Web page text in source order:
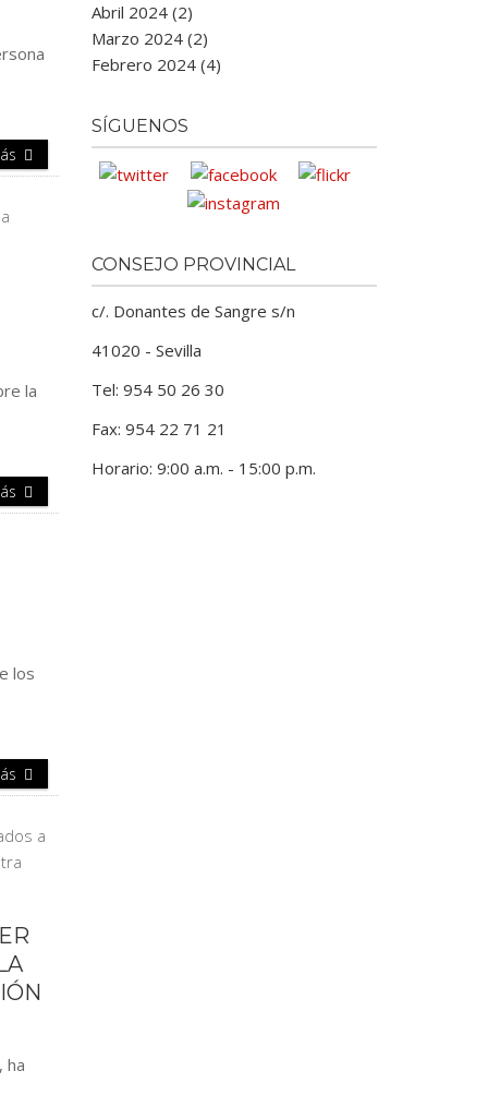
la
los
ha
Abril 2024 (2)
Marzo 2024 (2)
Febrero 2024 (4)
SÍGUENOS
CONSEJO PROVINCIAL
c/. Donantes de Sangre s/n
41020 - Sevilla
Tel: 954 50 26 30
Fax: 954 22 71 21
Horario: 9:00 a.m. - 15:00 p.m.